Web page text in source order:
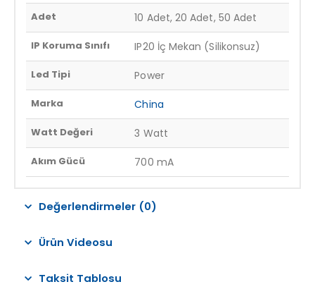
Adet 10 Adet, 20 Adet, 50 Adet
IP Koruma Sınıfı IP20 İç Mekan (Silikonsuz)
Led Tipi Power
Marka China
Watt Değeri 3 Watt
Akım Gücü 700 mA
Değerlendirmeler (0)
Ürün Videosu
Taksit Tablosu